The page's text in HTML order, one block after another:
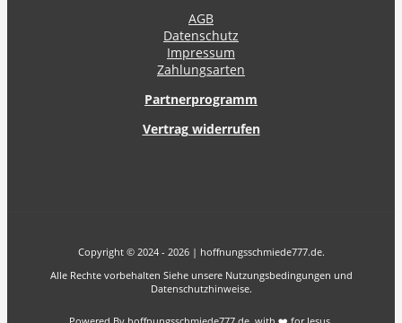
AGB
Datenschutz
Impressum
Zahlungsarten
Partnerprogramm
Vertrag widerrufen
Copyright © 2024 - 2026 | hoffnungsschmiede777.de.
Alle Rechte vorbehalten Siehe unsere Nutzungsbedingungen und
Datenschutzhinweise.